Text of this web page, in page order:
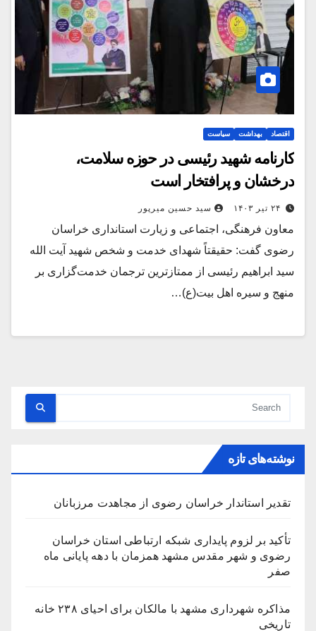
اقتصاد بهداشت سیاست
کارنامه شهید رئیسی در حوزه سلامت،
درخشان و پرافتخار است
۲۴ تیر ۱۴۰۳ سید حسین میرپور
معاون فرهنگی، اجتماعی و زیارت استانداری خراسان
رضوی گفت: حقیقتاً شهدای خدمت و شخص شهید آیت‌ الله
سید ابراهیم رئیسی از ممتازترین ترجمان خدمت‌گزاری بر
منهج و سیره اهل بیت(ع)…
نوشته‌های تازه
تقدیر استاندار خراسان رضوی از مجاهدت مرزبانان
تأکید بر لزوم پایداری شبکه ارتباطی استان خراسان
رضوی و شهر مقدس مشهد همزمان با دهه پایانی ماه
صفر
مذاکره شهرداری مشهد با مالکان برای احیای ۲۳۸ خانه
تاریخی